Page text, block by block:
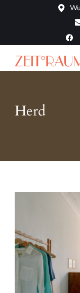
Die charmante
Herd